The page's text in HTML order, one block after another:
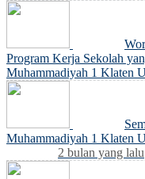
Program Kerja Sekolah
Muhammadiyah 1 Klaten
Muhammadiyah 1 Klaten
2 bulan yang lalu